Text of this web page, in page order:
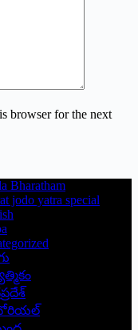
browser for the next
Bharatham
jodo yatra special